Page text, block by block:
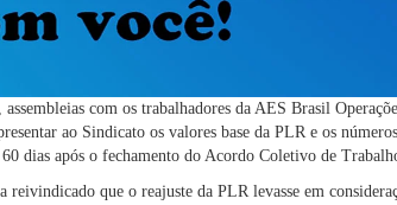
com os trabalhadores da AES Brasil
ao Sindicato os valores base da PLR e os
dias após o fechamento do Acordo Coletivo de
que o reajuste da PLR levasse em